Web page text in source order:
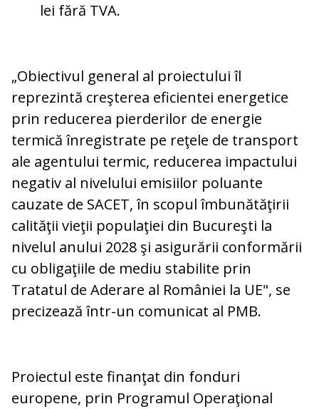
lei fără TVA.
„Obiectivul general al proiectului îl
reprezintă creşterea eficientei energetice
prin reducerea pierderilor de energie
termică înregistrate pe reţele de transport
ale agentului termic, reducerea impactului
negativ al nivelului emisiilor poluante
cauzate de SACET, în scopul îmbunătăţirii
calităţii vieţii populaţiei din Bucureşti la
nivelul anului 2028 şi asigurării conformării
cu obligaţiile de mediu stabilite prin
Tratatul de Aderare al României la UE", se
precizează într-un comunicat al PMB.
Proiectul este finanţat din fonduri
europene, prin Programul Operaţional